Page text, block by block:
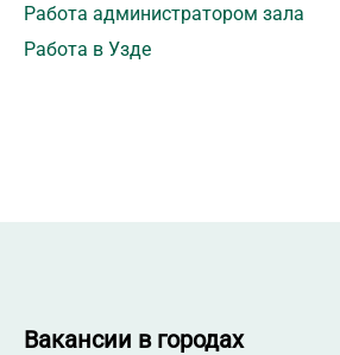
Работа администратором зала
Работа в Узде
Вакансии в городах